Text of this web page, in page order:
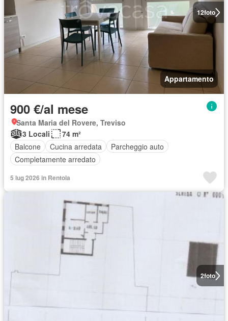
12foto
Appartamento
900 €/al mese
Santa Maria del Rovere, Treviso
3 Locali
74 m²
Balcone
Cucina arredata
Parcheggio auto
Completamente arredato
5 lug 2026 in Rentola
2foto